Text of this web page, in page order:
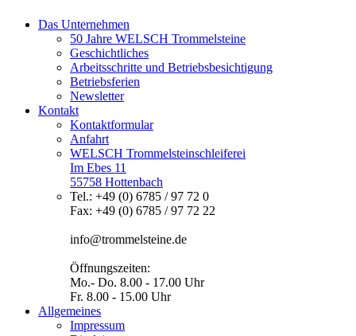
Das Unternehmen
50 Jahre WELSCH Trommelsteine
Geschichtliches
Arbeitsschritte und Betriebsbesichtigung
Betriebsferien
Newsletter
Kontakt
Kontaktformular
Anfahrt
WELSCH Trommelsteinschleiferei
Im Ebes 11
55758 Hottenbach
Tel.: +49 (0) 6785 / 97 72 0
Fax: +49 (0) 6785 / 97 72 22
info@trommelsteine.de
Öffnungszeiten:
Mo.- Do. 8.00 - 17.00 Uhr
Fr. 8.00 - 15.00 Uhr
Allgemeines
Impressum